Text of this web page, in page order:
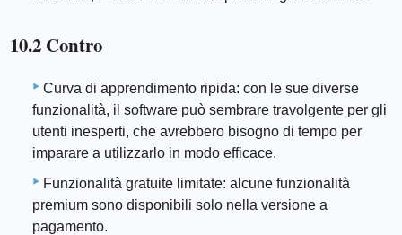
10.2 Contro
Curva di apprendimento ripida: con le sue diverse
funzionalità, il software può sembrare travolgente per gli
utenti inesperti, che avrebbero bisogno di tempo per
imparare a utilizzarlo in modo efficace.
Funzionalità gratuite limitate: alcune funzionalità
premium sono disponibili solo nella versione a
pagamento.